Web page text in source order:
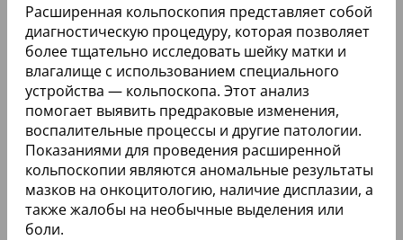
Расширенная кольпоскопия представляет собой
диагностическую процедуру, которая позволяет
более тщательно исследовать шейку матки и
влагалище с использованием специального
устройства — кольпоскопа. Этот анализ
помогает выявить предраковые изменения,
воспалительные процессы и другие патологии.
Показаниями для проведения расширенной
кольпоскопии являются аномальные результаты
мазков на онкоцитологию, наличие дисплазии, а
также жалобы на необычные выделения или
боли.